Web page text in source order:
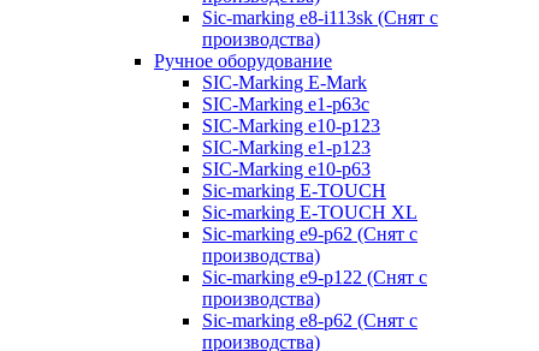
Sic-marking e8-i113sk (Снят с
производства)
Ручное оборудование
SIC-Marking E-Mark
SIC-Marking e1-p63с
SIC-Marking e10-p123
SIC-Marking e1-p123
SIC-Marking e10-p63
Sic-marking E-TOUCH
Sic-marking E-TOUCH XL
Sic-marking e9-p62 (Снят с
производства)
Sic-marking e9-p122 (Снят с
производства)
Sic-marking e8-p62 (Снят с
производства)